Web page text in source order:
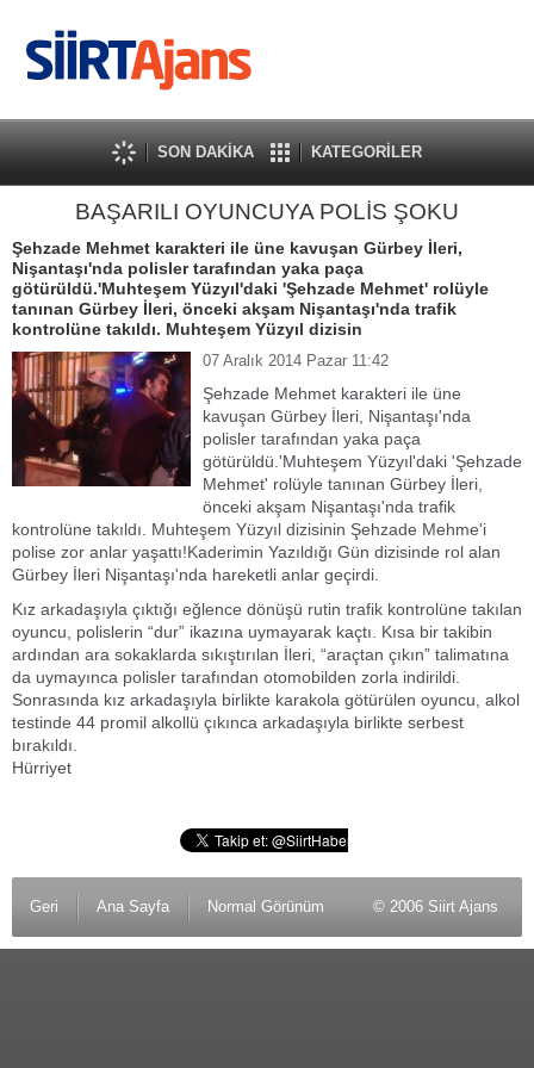
SON DAKİKA KATEGORİLER
BAŞARILI OYUNCUYA POLİS ŞOKU
Şehzade Mehmet karakteri ile üne kavuşan Gürbey İleri,
Nişantaşı'nda polisler tarafından yaka paça
götürüldü.'Muhteşem Yüzyıl'daki 'Şehzade Mehmet' rolüyle
tanınan Gürbey İleri, önceki akşam Nişantaşı'nda trafik
kontrolüne takıldı. Muhteşem Yüzyıl dizisin
07 Aralık 2014 Pazar 11:42
Şehzade Mehmet karakteri ile üne
kavuşan Gürbey İleri, Nişantaşı'nda
polisler tarafından yaka paça
götürüldü.'Muhteşem Yüzyıl'daki 'Şehzade
Mehmet' rolüyle tanınan Gürbey İleri,
önceki akşam Nişantaşı'nda trafik
kontrolüne takıldı. Muhteşem Yüzyıl dizisinin Şehzade Mehme'i
polise zor anlar yaşattı!Kaderimin Yazıldığı Gün dizisinde rol alan
Gürbey İleri Nişantaşı'nda hareketli anlar geçirdi.
Kız arkadaşıyla çıktığı eğlence dönüşü rutin trafik kontrolüne takılan
oyuncu, polislerin “dur” ikazına uymayarak kaçtı. Kısa bir takibin
ardından ara sokaklarda sıkıştırılan İleri, “araçtan çıkın” talimatına
da uymayınca polisler tarafından otomobilden zorla indirildi.
Sonrasında kız arkadaşıyla birlikte karakola götürülen oyuncu, alkol
testinde 44 promil alkollü çıkınca arkadaşıyla birlikte serbest
bırakıldı.
Hürriyet
Geri Ana Sayfa Normal Görünüm © 2006 Siirt Ajans